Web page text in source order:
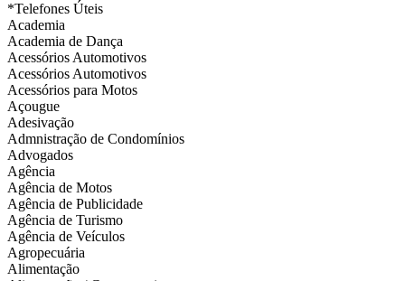
*Telefones Úteis
Academia
Academia de Dança
Acessórios Automotivos
Acessórios Automotivos
Acessórios para Motos
Açougue
Adesivação
Admnistração de Condomínios
Advogados
Agência
Agência de Motos
Agência de Publicidade
Agência de Turismo
Agência de Veículos
Agropecuária
Alimentação